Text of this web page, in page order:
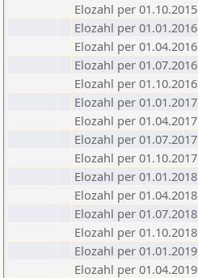
Elozahl per 01.10.2015
Elozahl per 01.01.2016
Elozahl per 01.04.2016
Elozahl per 01.07.2016
Elozahl per 01.10.2016
Elozahl per 01.01.2017
Elozahl per 01.04.2017
Elozahl per 01.07.2017
Elozahl per 01.10.2017
Elozahl per 01.01.2018
Elozahl per 01.04.2018
Elozahl per 01.07.2018
Elozahl per 01.10.2018
Elozahl per 01.01.2019
Elozahl per 01.04.2019